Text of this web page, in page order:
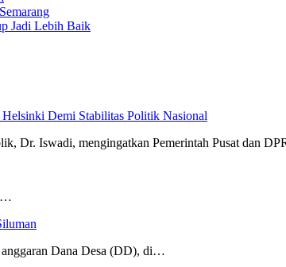
Jadi Lebih Baik
Demi Stabilitas Politik Nasional
Dr. Iswadi, mengingatkan Pemerintah Pusat dan
anggaran Dana Desa (DD), di…